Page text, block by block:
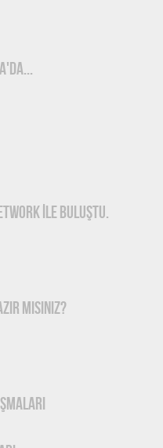
İLE BULUŞTU.
mısınız?